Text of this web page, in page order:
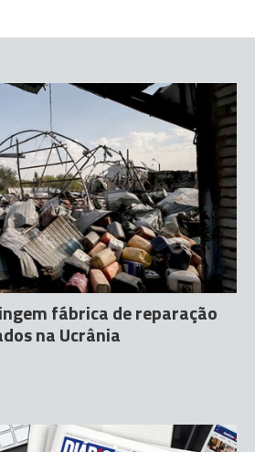
fábrica de reparação
na Ucrânia